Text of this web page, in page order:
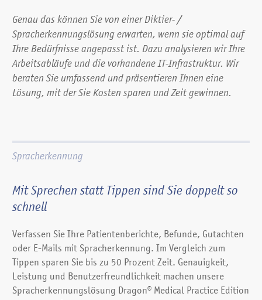
Genau das können Sie von einer Diktier- /
Spracherkennungslösung erwarten, wenn sie optimal auf
Ihre Bedürfnisse angepasst ist. Dazu analysieren wir Ihre
Arbeitsabläufe und die vorhandeneIT-Infrastruktur. Wir
beraten Sie umfassend und präsentieren Ihnen eine
Lösung, mit der Sie Kosten sparen und Zeit gewinnen.
Spracherkennung
Mit Sprechen statt Tippen sind Sie doppelt so
schnell
Verfassen Sie Ihre Patienten­berichte, Befunde, Gutachten
oder E-Mails mit Sprach­erkennung. Im Ver­gleich zum
Tippen sparen Sie bis zu 50 Prozent Zeit. Genauig­keit,
Leistung und Benutzer­freundlich­keit machen unsere
Sprach­erkennungs­lösung Dragon® Medical Practice Edition